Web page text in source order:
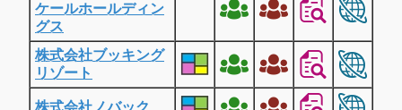
ケールホールディン
グス
株式会社ブッキング
リゾート